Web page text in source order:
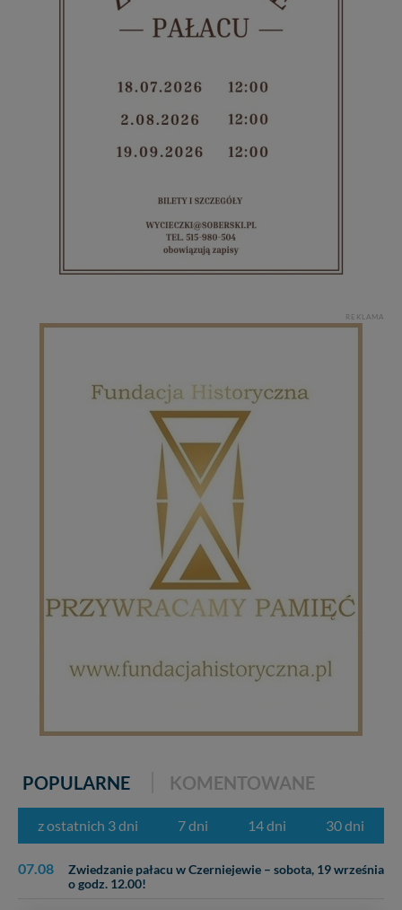
REKLAMA
POPULARNE KOMENTOWANE
z ostatnich 3 dni 7 dni 14 dni 30 dni
07.08
Zwiedzanie pałacu w Czerniejewie – sobota, 19 września
o godz. 12.00!